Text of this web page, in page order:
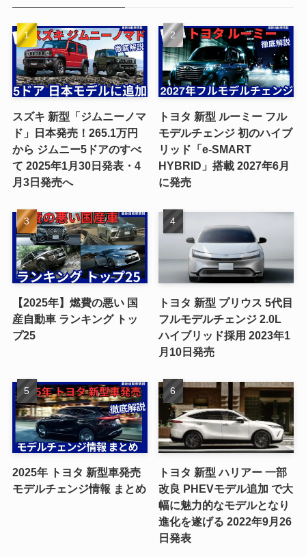
スズキ 新型「ジムニーノマ
ド」日本発売！265.1万円
から ジムニー5ドアのすべ
て 2025年1月30日発表・4
月3日発売へ
トヨタ 新型 ルーミー フル
モデルチェンジ 初のハイブ
リッド「e-SMART
HYBRID」搭載 2027年6月
に発売
【2025年】燃費の悪い 国
産自動車 ランキング トッ
プ25
トヨタ 新型 プリウス 5代目
フルモデルチェンジ 2.0L
ハイブリッド採用 2023年1
月10日発売
2025年 トヨタ 新型車発売
モデルチェンジ情報 まとめ
トヨタ 新型 ハリアー 一部
改良 PHEVモデル追加 で大
幅に魅力的なモデルとなり
進化を遂げる 2022年9月26
日発表